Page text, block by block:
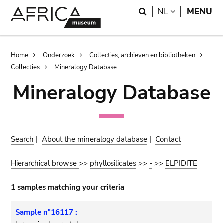
Search
NL LANGUAGE
MENU
Breadcrumb
Home Onderzoek
Collecties, archieven en bibliotheken
Collecties
Mineralogy Database
Mineralogy Database
Search |About the mineralogy database | Contact
Hierarchical browse>> phyllosilicates >> - >> ELPIDITE
1 samples matching your criteria
Sample n°16117 :